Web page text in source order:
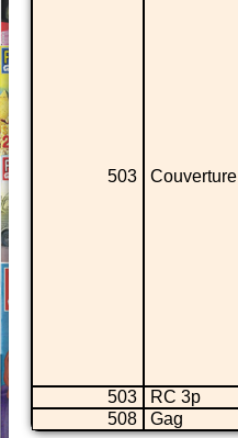
503 Couverture
503 RC 3p
508
Gag